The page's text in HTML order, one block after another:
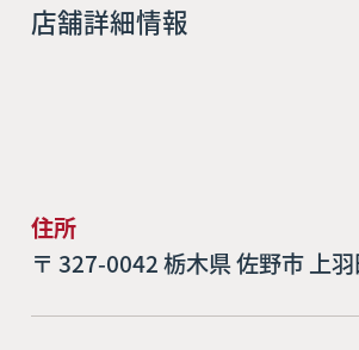
店舗詳細情報
住所
〒 327-0042 栃木県 佐野市 上